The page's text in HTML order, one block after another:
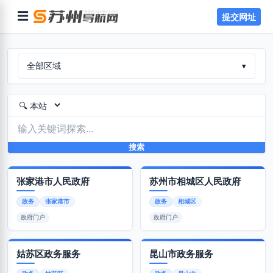
☰ 提交网址
全部区域 ▾
搜索
张家港市人民政府
政务 张家港市
政府门户
苏州市相城区人民政府
政务 相城区
政府门户
姑苏区政务服务 昆山市政务服务